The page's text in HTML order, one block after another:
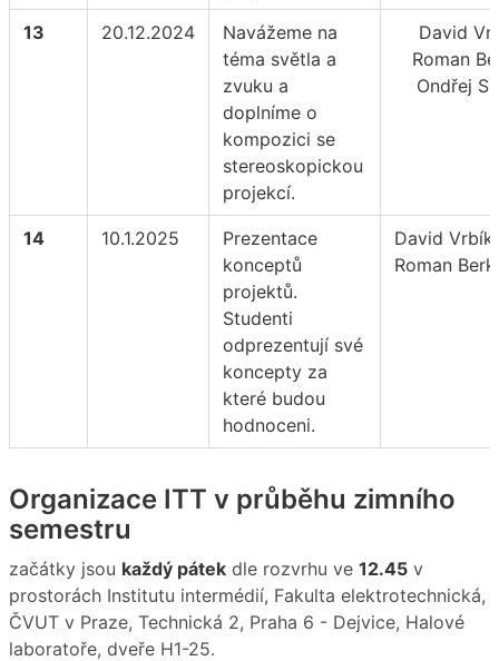
13 20.12.2024
Navážeme na
téma světla a
zvuku a
doplníme o
kompozici se
stereoskopickou
projekcí.
David
Roman
Ondřej
14 10.1.2025
Prezentace
konceptů
projektů.
Studenti
odprezentují své
koncepty za
které budou
hodnoceni.
David Vrbík,
Roman
Organizace ITT v průběhu zimního
semestru
začátky jsou každý pátek dle rozvrhu ve 12.45 v
prostorách Institutu intermédií, Fakulta elektrotechnická,
ČVUT v Praze, Technická 2, Praha 6 - Dejvice, Halové
laboratoře, dveře H1-25.